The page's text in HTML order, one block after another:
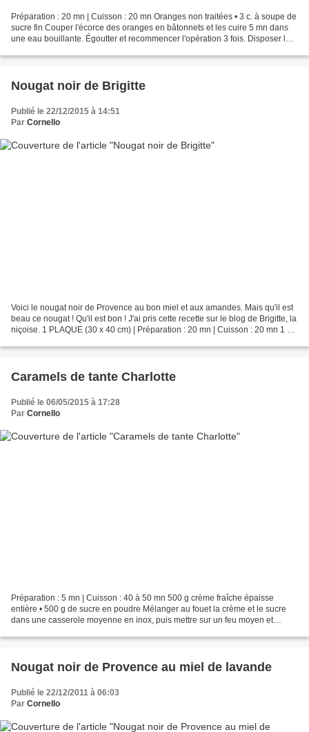
Préparation : 20 mn | Cuisson : 20 mn Oranges non traitées • 3 c. à soupe de
sucre fin Couper l'écorce des oranges en bâtonnets et les cuire 5 mn dans
une eau bouillante. Égoutter et recommencer l'opération 3 fois. Disposer les
Nougat noir de Brigitte
Publié le 22/12/2015 à 14:51
Par Cornello
Voici le nougat noir de Provence au bon miel et aux amandes. Mais qu'il est
beau ce nougat ! Qu'il est bon ! J'ai pris cette recette sur le blog de Brigitte, la
niçoise. 1 PLAQUE (30 x 40 cm) | Préparation : 20 mn | Cuisson : 20 mn 1 kg
Caramels de tante Charlotte
Publié le 06/05/2015 à 17:28
Par Cornello
Préparation : 5 mn | Cuisson : 40 à 50 mn 500 g crème fraîche épaisse
entière • 500 g de sucre en poudre Mélanger au fouet la crème et le sucre
dans une casserole moyenne en inox, puis mettre sur un feu moyen et
Nougat noir de Provence au miel de lavande
Publié le 22/12/2011 à 06:03
Par Cornello